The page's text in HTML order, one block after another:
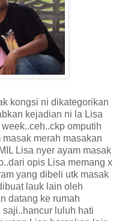
kongsi ni dikategorikan
kejadian ni la Lisa
omputih
merah masakan
Lisa nyer ayam masak
opis Lisa memang x
yang dibeli utk masak
lauk lain oleh
datang ke rumah
luluh hati